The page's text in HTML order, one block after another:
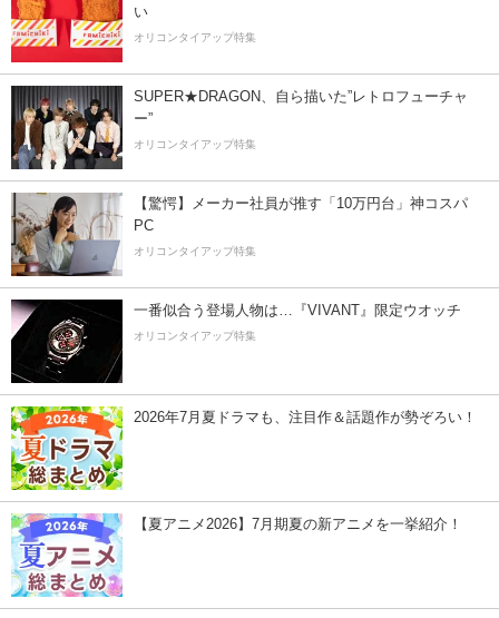
い
オリコンタイアップ特集
SUPER★DRAGON、自ら描いた”レトロフューチャ
ー”
オリコンタイアップ特集
【驚愕】メーカー社員が推す「10万円台」神コスパ
PC
オリコンタイアップ特集
一番似合う登場人物は…『VIVANT』限定ウオッチ
オリコンタイアップ特集
2026年7月夏ドラマも、注目作＆話題作が勢ぞろい！
【夏アニメ2026】7月期夏の新アニメを一挙紹介！